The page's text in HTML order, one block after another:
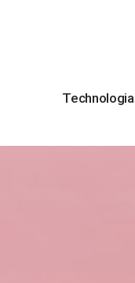
Technologia